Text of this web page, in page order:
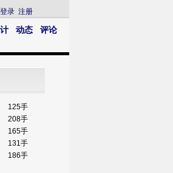
登录 注册
动态
评论
125手
208手
165手
131手
186手